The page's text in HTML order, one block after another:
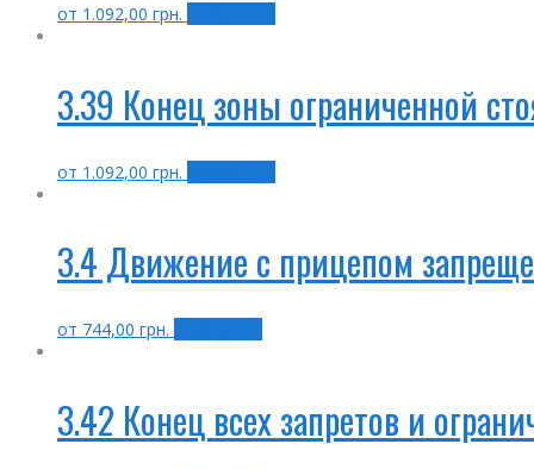
от 1.092,00 грн.
3.39 Конец зоны ограниченной
от 1.092,00 грн.
3.4 Движение с прицепом
от 744,00 грн.
3.42 Конец всех запретов и